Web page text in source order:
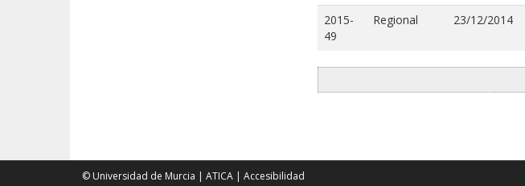
2015-
49
Regional 23/12/2014
© Universidad de Murcia ATICA Accesibilidad